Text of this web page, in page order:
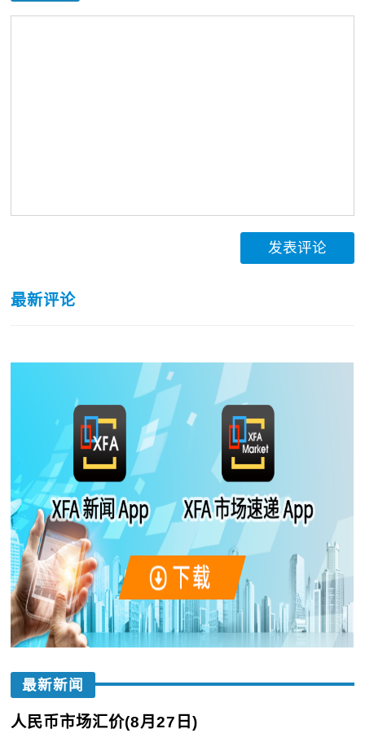
发表评论
最新评论
最新新闻
人民币市场汇价(8月27日)